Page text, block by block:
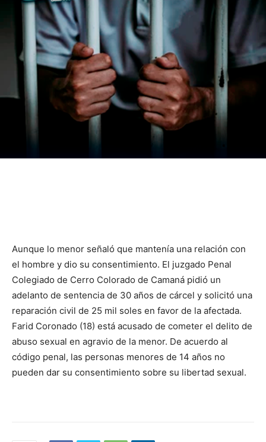
Aunque lo menor señaló que mantenía una relación con
el hombre y dio su consentimiento. El juzgado Penal
Colegiado de Cerro Colorado de Camaná pidió un
adelanto de sentencia de 30 años de cárcel y solicitó una
reparación civil de 25 mil soles en favor de la afectada.
Farid Coronado (18) está acusado de cometer el delito de
abuso sexual en agravio de la menor. De acuerdo al
código penal, las personas menores de 14 años no
pueden dar su consentimiento sobre su libertad sexual.